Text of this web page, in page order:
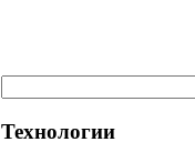
Технологии